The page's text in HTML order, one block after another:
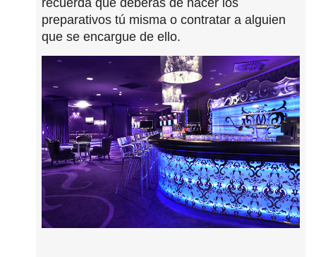
recuerda que deberás de hacer los
preparativos tú misma o contratar a alguien
que se encargue de ello.